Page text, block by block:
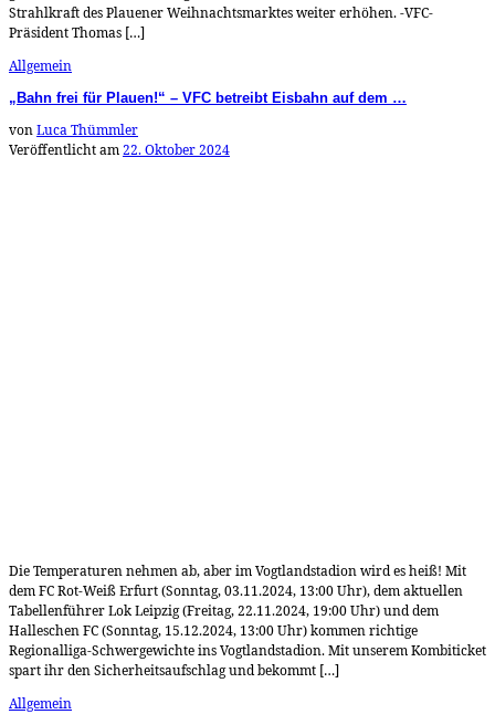
Strahlkraft des Plauener Weihnachtsmarktes weiter erhöhen. -VFC-
Präsident Thomas […]
Allgemein
„Bahn frei für Plauen!“ – VFC betreibt Eisbahn auf dem …
vonLuca Thümmler
Veröffentlicht am22. Oktober 2024
Die Temperaturen nehmen ab, aber im Vogtlandstadion wird es heiß! Mit
dem FC Rot-Weiß Erfurt (Sonntag, 03.11.2024, 13:00 Uhr), dem aktuellen
Tabellenführer Lok Leipzig (Freitag, 22.11.2024, 19:00 Uhr) und dem
Halleschen FC (Sonntag, 15.12.2024, 13:00 Uhr) kommen richtige
Regionalliga-Schwergewichte ins Vogtlandstadion. Mit unserem Kombiticket
spart ihr den Sicherheitsaufschlag und bekommt […]
Allgemein